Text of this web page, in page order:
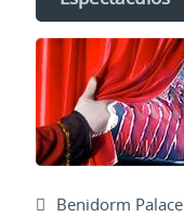
Benidorm Palace